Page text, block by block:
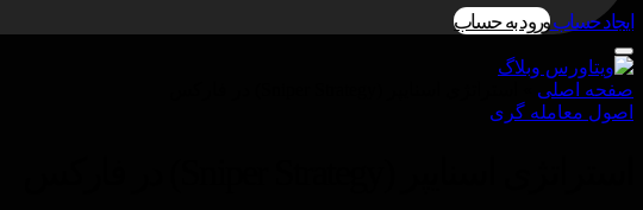
ایجاد حسابورود به حساب
صفحه اصلی
اصول معامله گرى